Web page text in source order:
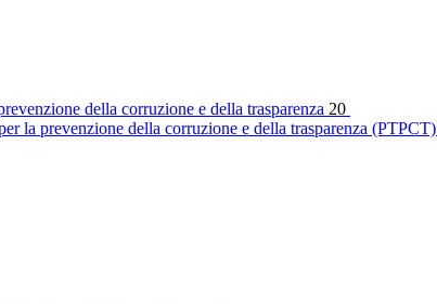
della corruzione e della trasparenza 20
la prevenzione della corruzione e della trasparenza (PTPCT)